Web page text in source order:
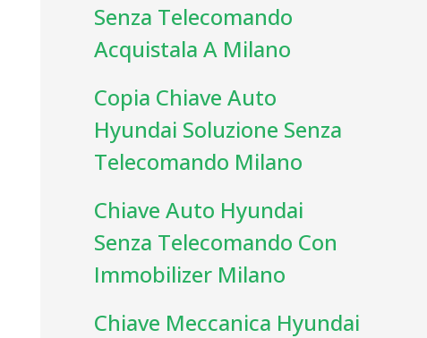
Senza Telecomando
Acquistala A Milano
Copia Chiave Auto
Hyundai Soluzione Senza
Telecomando Milano
Chiave Auto Hyundai
Senza Telecomando Con
Immobilizer Milano
Chiave Meccanica Hyundai